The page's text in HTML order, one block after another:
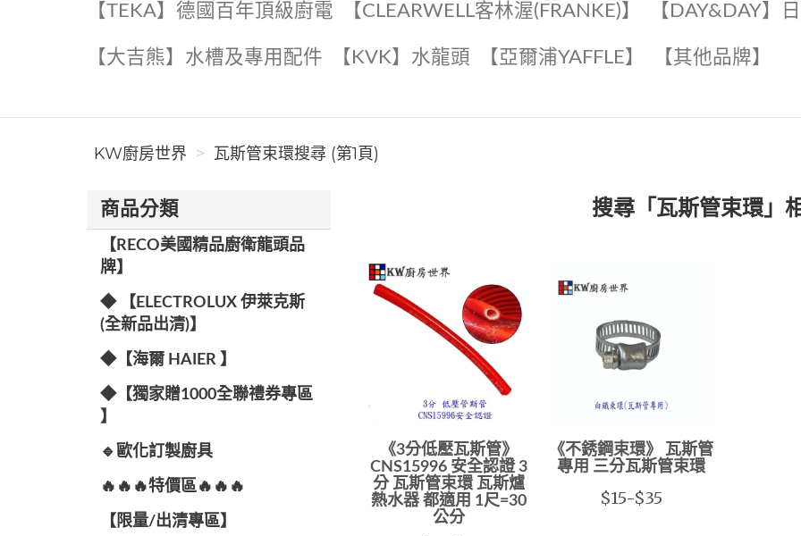
️【TEKA】️德國百年頂級廚電 ️【CLEARWELL客林渥(FRANKE)】️ 【DAY&DAY】️
【大吉熊】水槽及專用配件 ️【KVK】水龍頭️ 【亞爾浦YAFFLE】 ️【其他品牌】️
KW廚房世界 瓦斯管束環搜尋 (第1頁)
商品分類
【RECO美國精品廚衛龍頭品
牌】
◆ 【ELECTROLUX 伊萊克斯
(全新品出清)】
◆【海爾 HAIER 】
◆【獨家贈1000全聯禮券專區
】
🔹歐化訂製廚具
🔥🔥🔥特價區🔥🔥🔥
【限量/出清專區】
搜尋「瓦斯管束環」
《3分低壓瓦斯管》
CNS15996 安全認證 3
分 瓦斯管束環 瓦斯爐
熱水器 都適用 1尺=30
公分
《不銹鋼束環》 瓦斯管
專用 三分瓦斯管束環
$15-$35